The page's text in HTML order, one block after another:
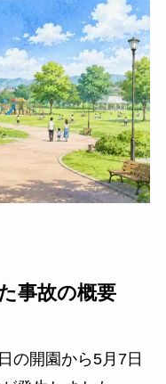
事故の概要
の開園から5月7日